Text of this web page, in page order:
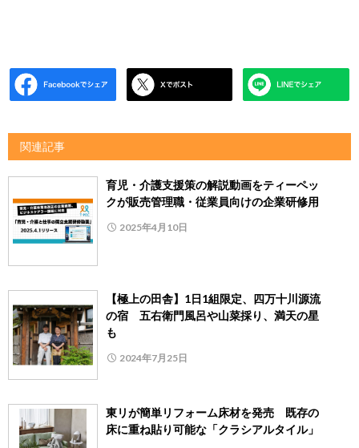
関連記事
育児・介護支援策の解説動画をティーペッ
クが販売管理職・従業員向けの企業研修用
2025年4月10日
【極上の田舎】1日1組限定、四万十川源流
の宿 五右衛門風呂や山菜採り、満天の星
も
2024年7月25日
東リが簡単リフォーム床材を発売 既存の
床に重ね貼り可能な「クラシアルタイル」